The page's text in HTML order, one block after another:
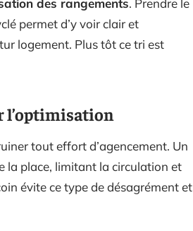
des rangements. Prendre le
permet d’y voir clair et
logement. Plus tôt ce tri est
l’optimisation
tout effort d’agencement. Un
la place, limitant la circulation et
évite ce type de désagrément et